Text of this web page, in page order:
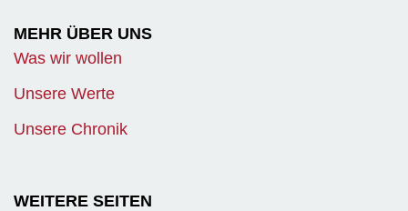
MEHR ÜBER UNS
Was wir wollen
Unsere Werte
Unsere Chronik
WEITERE SEITEN